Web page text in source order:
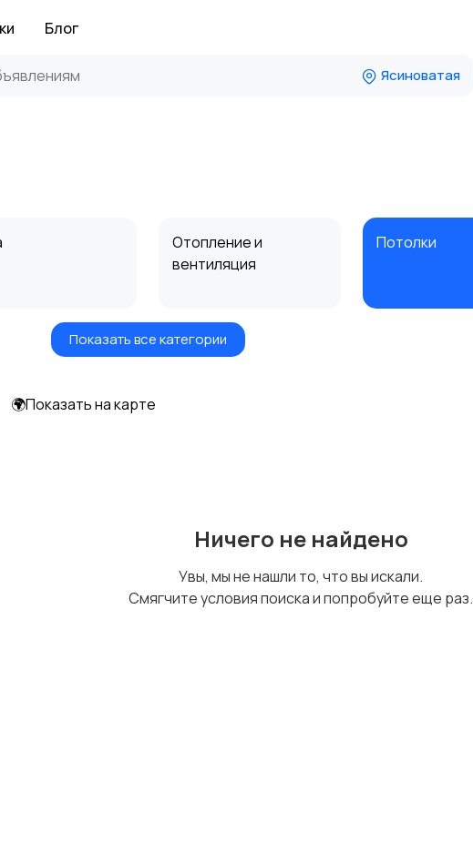
Блог
Ясиноватая
Отопление и
вентиляция
Потолки
Электроинструмент
Показать все категории
🌍Показать на карте
Ничего не найдено
Увы, мы не нашли то, что вы искали.
Смягчите условия поиска и попробуйте еще раз.